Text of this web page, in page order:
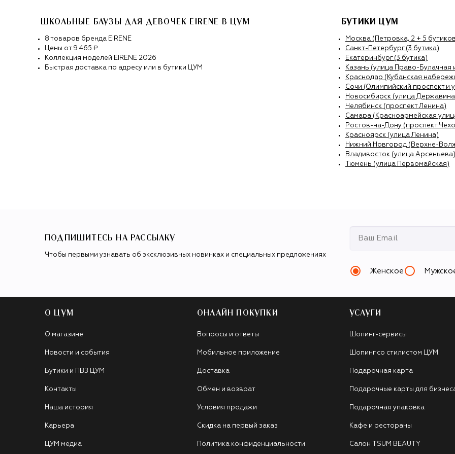
ШКОЛЬНЫЕ БЛУЗЫ ДЛЯ ДЕВОЧЕК EIRENE В ЦУМ
8 товаров бренда EIRENE
Цены от 9 465 ₽
Коллекция моделей EIRENE 2026
Быстрая доставка по адресу или в бутики ЦУМ
БУТИКИ ЦУМ
Москва (Петровка, 2 + 5
Санкт-Петербург (3 бутика)
Екатеринбург (3 бутика)
Казань (улица Право-Булачная
Краснодар (Кубанская
Сочи (Олимпийский проспект и
Новосибирск (улица
Челябинск (проспект Ленина)
Самара (Красноармейская
Ростов-на-Дону (проспект
Красноярск (улица Ленина)
Нижний Новгород (Верхне-
Владивосток (улица Арсеньева)
Тюмень (улица Первомайская)
ПОДПИШИТЕСЬ НА РАССЫЛКУ
Чтобы первыми узнавать об эксклюзивных новинках и специальных предложениях
Женское
О ЦУМ
О магазине
Новости и события
Бутики и ПВЗ ЦУМ
Контакты
Наша история
Карьера
ЦУМ медиа
ОНЛАЙН ПОКУПКИ
Вопросы и ответы
Мобильное приложение
Доставка
Обмен и возврат
Условия продажи
Скидка на первый заказ
Политика конфиденциальности
УСЛУГИ
Шопинг-сервисы
Шопинг со стилистом ЦУМ
Подарочная карта
Подарочные карты для
Подарочная упаковка
Кафе и рестораны
Салон TSUM BEAUTY